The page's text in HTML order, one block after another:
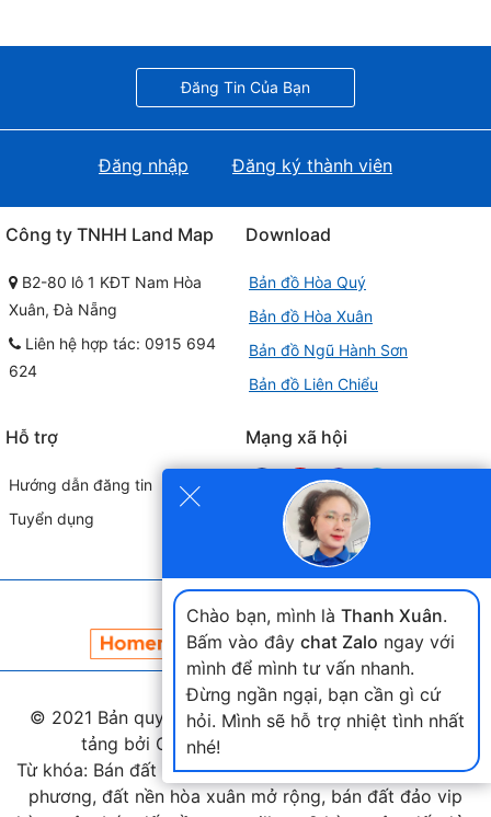
×
Chào bạn, mình là Thanh Xuân.
Bấm vào đây chat Zalo ngay với
mình để mình tư vấn nhanh.
Đừng ngần ngại, bạn cần gì cứ
hỏi. Mình sẽ hỗ trợ nhiệt tình nhất
nhé!
Đăng Tin Của Bạn
Đăng nhập Đăng ký thành viên
Công ty TNHH Land Map
B2-80 lô 1 KĐT Nam Hòa
Xuân, Đà Nẵng
Liên hệ hợp tác: 0915 694
624
Download
Bản đồ Hòa Quý
Bản đồ Hòa Xuân
Bản đồ Ngũ Hành Sơn
Bản đồ Liên Chiểu
Hỗ trợ
Hướng dẫn đăng tin
Tuyển dụng
Mạng xã hội
© 2021 Bản quyền thuộclandmap.vn. Phát triển nền
tảng bởi Công ty Home Land Việt Nam.
Từ khóa: Bán đất hòa xuân, bán đất nam cầu nguyễn tri
phương, đất nền hòa xuân mở rộng, bán đất đảo vip